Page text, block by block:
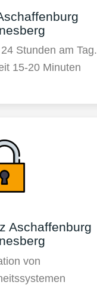
Stunden am Tag.
15-20 Minuten
Aschaffenburg
von